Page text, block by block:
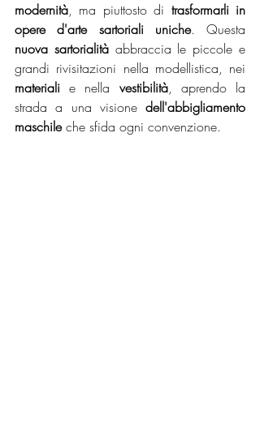
modernità, ma piuttosto di trasformarli in
opere d'arte sartoriali uniche
nuova sartorialità abbraccia le piccole e
materiali e nella vestibilità, aprendo la
strada a una visione dell'abbigliamento
maschile che sfida ogni convenzione.